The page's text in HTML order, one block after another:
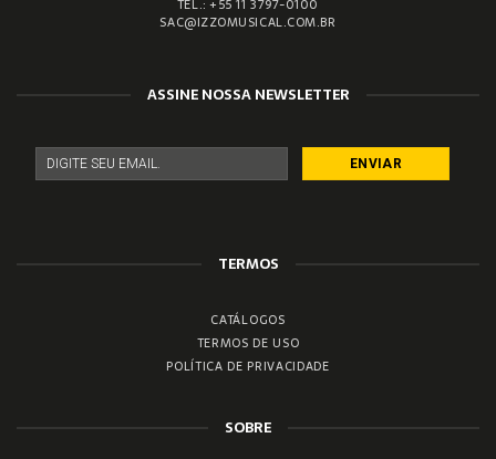
TEL.: +55 11 3797-0100
SAC@IZZOMUSICAL.COM.BR
ASSINE NOSSA NEWSLETTER
TERMOS
CATÁLOGOS
TERMOS DE USO
POLÍTICA DE PRIVACIDADE
SOBRE